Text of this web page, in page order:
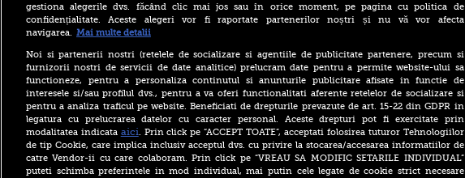
Reacția MAE după ce o
româncă a fost arestată în
Alerta West Nile: două
persoane au murit, iar
numărul cazurilor a ajuns la
10. Măsurile de protecție
împotriva țânțarilor
Ce le-a spus Donald Trump
donatorilor despre
succesorul său pentru
alegerile din 2028. Pe cine a
ales între Rubio și Vance
gestiona alegerile dvs. făcând clic mai jos sau în orice moment, pe pagina cu politica de
confidențialitate. Aceste alegeri vor fi raportate partenerilor noștri și nu vă vor afecta
navigarea. Mai multe detalii
Noi si partenerii nostri (retelele de socializare si agentiile de publicitate partenere, precum si
furnizorii nostri de servicii de date analitice) prelucram date pentru a permite website-ului sa
functioneze, pentru a personaliza continutul si anunturile publicitare afisate in functie de
interesele si/sau profilul dvs., pentru a va oferi functionalitati aferente retelelor de socializare si
pentru a analiza traficul pe website. Beneficiati de drepturile prevazute de art. 15-22 din GDPR in
legatura cu prelucrarea datelor cu caracter personal. Aceste drepturi pot fi exercitate prin
modalitatea indicata aici. Prin click pe “ACCEPT TOATE”, acceptati folosirea tuturor Tehnologiilor
de tip Cookie, care implica inclusiv acceptul dvs. cu privire la stocarea/accesarea informatiilor de
catre Vendor-ii cu care colaboram. Prin click pe “VREAU SA MODIFIC SETARILE INDIVIDUAL”
puteti schimba preferintele in mod individual, mai putin cele legate de cookie strict necesare